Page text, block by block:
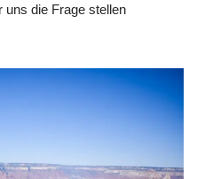
uns die Frage stellen